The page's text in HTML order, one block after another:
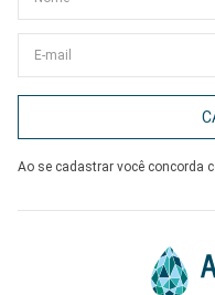
Ao se cadastrar você concorda